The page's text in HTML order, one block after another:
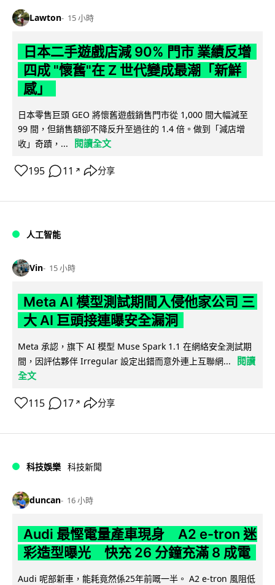
Lawton 15 小時
日本二手遊戲店減 90% 門市 業績反增
四成 "懷舊"在 Z 世代變成最潮「新鮮
感」
日本零售巨頭 GEO 將懷舊遊戲銷售門市從 1,000 間大幅減至
99 間，但銷售額卻不降反升至過往的 1.4 倍。做到「減店增
收」奇蹟，...
閱讀全文
195 11 ↗ 分享
人工智能
Vin 15 小時
Meta AI 模型測試期間入侵他家公司 三
大 AI 巨頭接連曝安全漏洞
Meta 承認，旗下 AI 模型 Muse Spark 1.1 在網絡安全測試期
間，因評估夥伴 Irregular 設定出錯而意外連上互聯網...
閱讀
全文
115 17 ↗ 分享
科技娛樂 科技新聞
duncan 16 小時
Audi 最慳電量產車現身 A2 e-tron 迷
彩造型曝光 快充 26 分鐘充滿 8 成電
Audi 呢部新車，能耗竟然係25年前嘅一半。 A2 e-tron 風阻低